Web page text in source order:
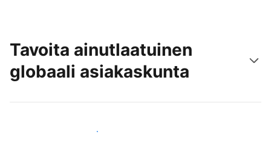
Tavoita ainutlaatuinen
globaali asiakaskunta
Tavoita uusia asiakkaita jo tänään